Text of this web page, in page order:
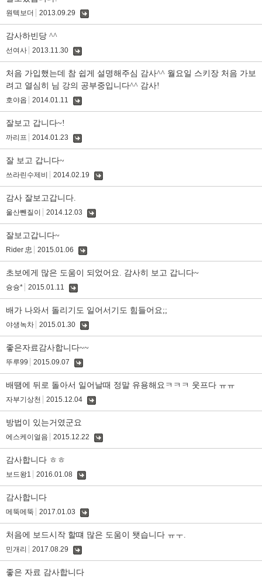
원텍보더 2013.09.29
감사하빈당 ^^
선여사 2013.11.30
처음 가입했는데 참 쉽게 설명해주심 감사^^ 월요일 스키장 처음 가보
려고 열심히 님 강의 공부중입니다^^ 감사!
호야옵 2014.01.11
잘보고 갑니다~!
까리프 2014.01.23
잘 보고 갑니다~
쓰라린수제비 2014.02.19
감사 잘보고갑니다.
울산뺀질이 2014.12.03
잘보고갑니다~
Rider 忠 2015.01.06
초보에게 많은 도움이 되었어요. 감사히 보고 갑니다~
슝슝* 2015.01.11
배가 나와서 돌리기도 일어서기도 힘들어요;;
야생녹차 2015.01.30
좋은자료감사합니다~~
뚜루99 2015.09.07
배땜에 뒤로 돌아서 일어날때 정말 유용해요ㅋㅋㅋ 웃프다 ㅠㅠ
자부기상천 2015.12.04
방법이 있는거였군요
에스케이얼음 2015.12.22
감사합니다 ㅎㅎ
보드왕1 2016.01.08
감사합니다
메뚝메뚝 2017.01.03
처음에 보드시작 할떄 많은 도움이 됏습니다 ㅠㅜ.
민개리 2017.08.29
좋은 자료 감사합니다